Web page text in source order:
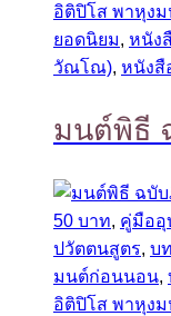
อิติปิโส พาหุงม
ยอดนิยม, หนัง
วัณโณ), หนังสื
มนต์พิธี
50 บาท, คู่มืออุ
ปวัตตนสูตร, บ
มนต์ก่อนนอน,
อิติปิโส พาหุงม